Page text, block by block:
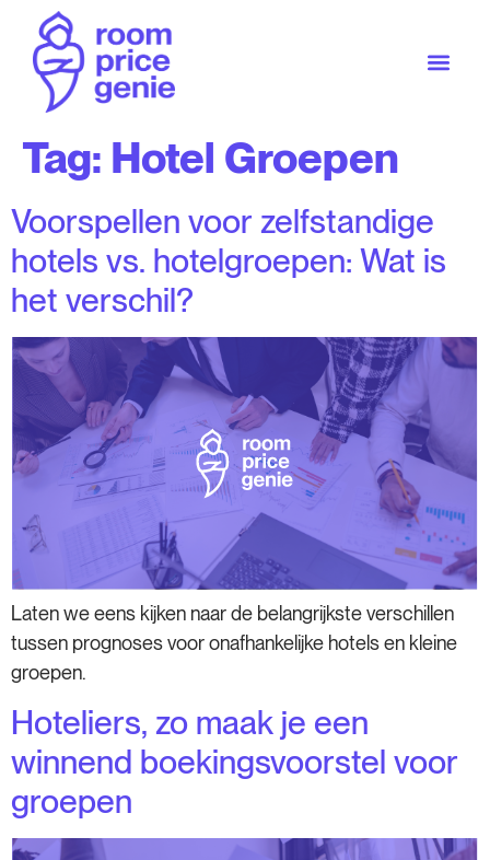
Tag: Hotel Groepen
Voorspellen voor zelfstandige
hotels vs. hotelgroepen: Wat is
het verschil?
Laten we eens kijken naar de belangrijkste verschillen
tussen prognoses voor onafhankelijke hotels en kleine
groepen.
Hoteliers, zo maak je een
winnend boekingsvoorstel voor
groepen